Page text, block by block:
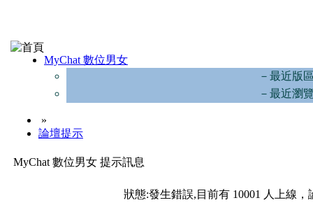
MyChat 數位男女
－最近版
－最近瀏
»
論壇提示
MyChat 數位男女 提示訊息
狀態:發生錯誤,目前有 10001 人上線